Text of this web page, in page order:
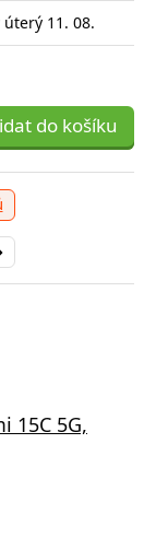
11. 08.
do košíku
15C 5G,